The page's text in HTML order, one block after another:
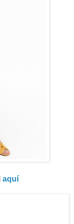
aquí